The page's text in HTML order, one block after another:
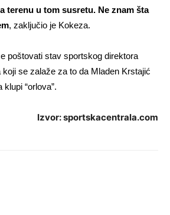
terenu u tom susretu. Ne znam šta
, zaključio je Kokeza.
poštovati stav sportskog direktora
se zalaže za to da Mladen Krstajić
“orlova”.
Izvor: sportskacentrala.com